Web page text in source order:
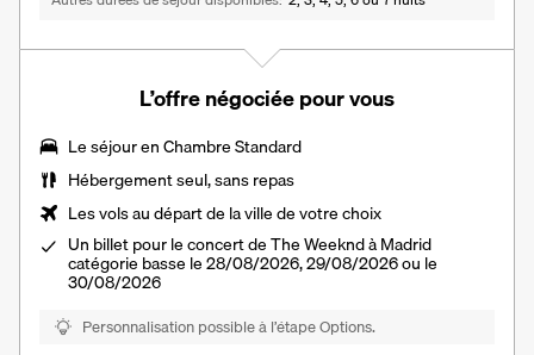
L’offre négociée pour vous
Le séjour en Chambre Standard
Hébergement seul, sans repas
Les vols au départ de la ville de votre choix
Un billet pour le concert de The Weeknd à Madrid
catégorie basse le 28/08/2026, 29/08/2026 ou le
30/08/2026
Personnalisation possible à l’étape Options.